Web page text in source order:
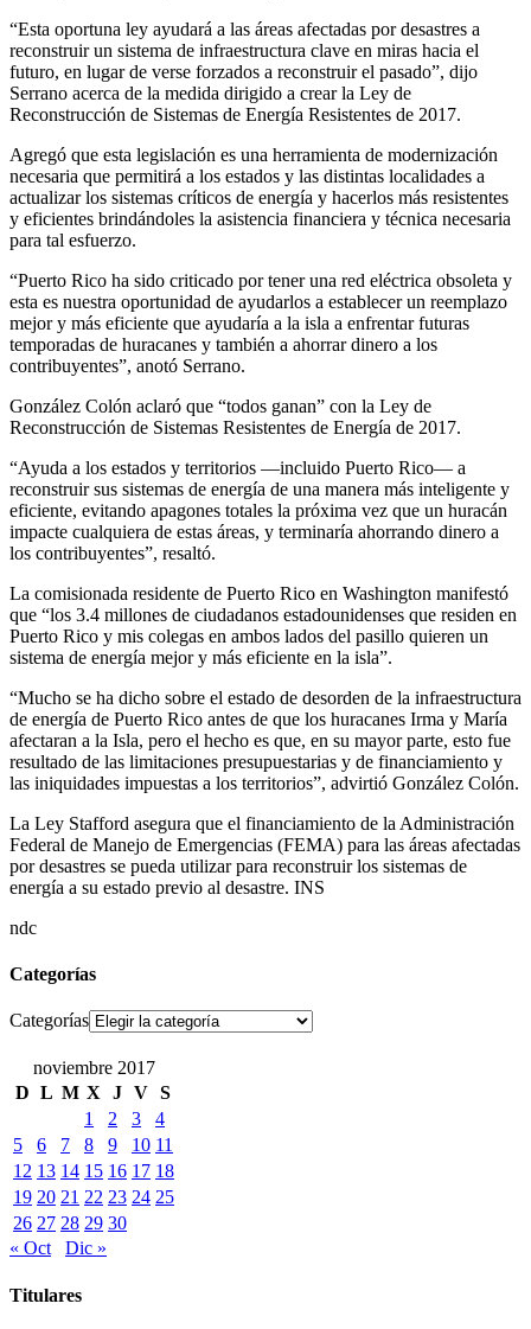
“Esta oportuna ley ayudará a las áreas afectadas por desastres a
reconstruir un sistema de infraestructura clave en miras hacia el
futuro, en lugar de verse forzados a reconstruir el pasado”, dijo
Serrano acerca de la medida dirigido a crear la Ley de
Reconstrucción de Sistemas de Energía Resistentes de 2017.
Agregó que esta legislación es una herramienta de modernización
necesaria que permitirá a los estados y las distintas localidades a
actualizar los sistemas críticos de energía y hacerlos más resistentes
y eficientes brindándoles la asistencia financiera y técnica necesaria
para tal esfuerzo.
“Puerto Rico ha sido criticado por tener una red eléctrica obsoleta y
esta es nuestra oportunidad de ayudarlos a establecer un reemplazo
mejor y más eficiente que ayudaría a la isla a enfrentar futuras
temporadas de huracanes y también a ahorrar dinero a los
contribuyentes”, anotó Serrano.
González Colón aclaró que “todos ganan” con la Ley de
Reconstrucción de Sistemas Resistentes de Energía de 2017.
“Ayuda a los estados y territorios —incluido Puerto Rico— a
reconstruir sus sistemas de energía de una manera más inteligente y
eficiente, evitando apagones totales la próxima vez que un huracán
impacte cualquiera de estas áreas, y terminaría ahorrando dinero a
los contribuyentes”, resaltó.
La comisionada residente de Puerto Rico en Washington manifestó
que “los 3.4 millones de ciudadanos estadounidenses que residen en
Puerto Rico y mis colegas en ambos lados del pasillo quieren un
sistema de energía mejor y más eficiente en la isla”.
“Mucho se ha dicho sobre el estado de desorden de la infraestructura
de energía de Puerto Rico antes de que los huracanes Irma y María
afectaran a la Isla, pero el hecho es que, en su mayor parte, esto fue
resultado de las limitaciones presupuestarias y de financiamiento y
las iniquidades impuestas a los territorios”, advirtió González Colón.
La Ley Stafford asegura que el financiamiento de la Administración
Federal de Manejo de Emergencias (FEMA) para las áreas afectadas
por desastres se pueda utilizar para reconstruir los sistemas de
energía a su estado previo al desastre. INS
ndc
Categorías
Categorías
noviembre 2017
D L M X J V S
1
2 3
4
5
6 7 8 9 10 11
12 13 14 15 16 17 18
19 20 21 22 23 24 25
26 27 28 29 30
« Oct
Dic »
Titulares